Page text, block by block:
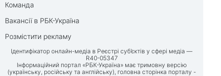
Команда
Вакансії в РБК-Україна
Розмістити рекламу
Ідентифікатор онлайн-медіа в Реєстрі суб’єктів у сфері медіа —
R40-05347
Інформаційний портал «РБК-Україна» має тримовну версію
(українську, російську та англійську), головна сторінка порталу -